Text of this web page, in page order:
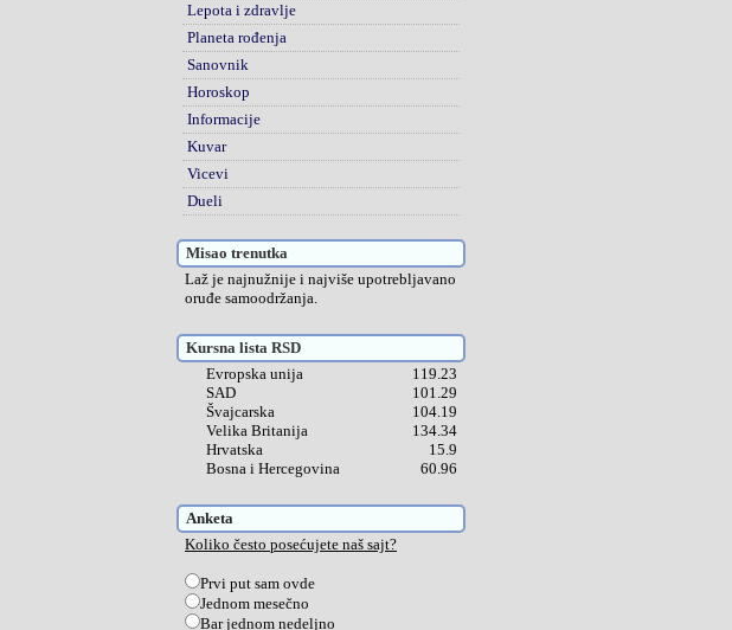
Lepota i zdravlje
Planeta rođenja
Sanovnik
Horoskop
Informacije
Kuvar
Vicevi
Dueli
Misao trenutka
Laž je najnužnije i najviše upotrebljavano
oruđe samoodržanja.
Kursna lista RSD
Evropska unija
119.23
SAD
101.29
Švajcarska
104.19
Velika Britanija
134.34
Hrvatska
15.9
Bosna i Hercegovina
60.96
Anketa
Koliko često posećujete naš sajt?
Prvi put sam ovde
Jednom mesečno
Bar jednom nedeljno